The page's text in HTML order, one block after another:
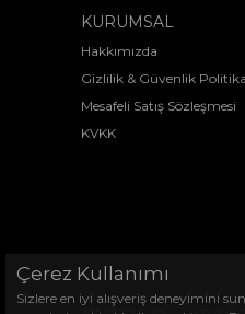
KURUMSAL
Hakkımızda
Gizlilik & Güvenlik
Mesafeli Satış Sözleşmesi
KVKK
Çerez Kullanımı
Sizlere en iyi alışveriş deneyimini